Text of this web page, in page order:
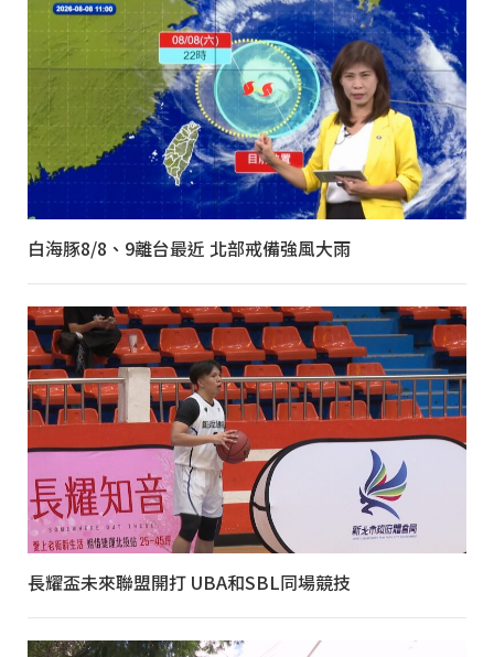
白海豚8/8、9離台最近 北部戒備強風大雨
長耀盃未來聯盟開打 UBA和SBL同場競技